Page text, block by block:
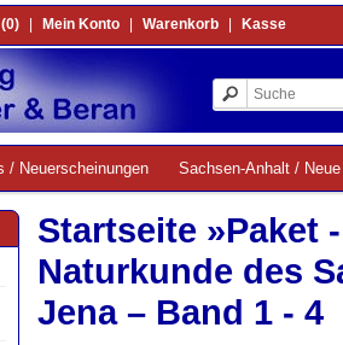
Mein Konto Warenkorb Kasse
/ Neuerscheinungen Sachsen-Anhalt /
Startseite »Paket
Naturkunde des
Jena – Band 1 - 4